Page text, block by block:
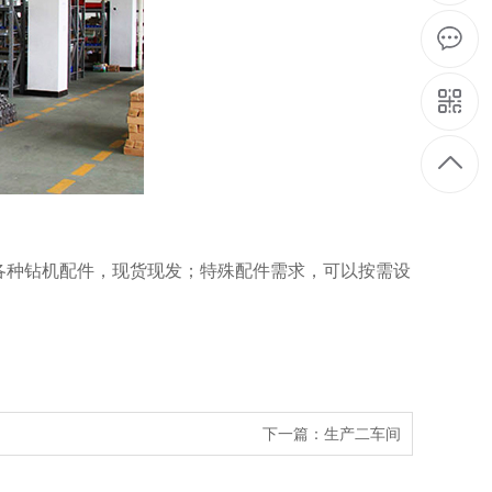
钻机配件，现货现发；特殊配件需求，可以按需设
下一篇：生产二车间